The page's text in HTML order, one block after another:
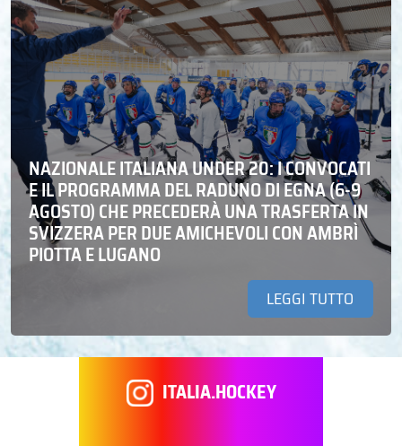
NAZIONALE ITALIANA UNDER 20: I CONVOCATI
E IL PROGRAMMA DEL RADUNO DI EGNA (6-9
AGOSTO) CHE PRECEDERÀ UNA TRASFERTA IN
SVIZZERA PER DUE AMICHEVOLI CON AMBRÌ
PIOTTA E LUGANO
LEGGI TUTTO
ITALIA.HOCKEY